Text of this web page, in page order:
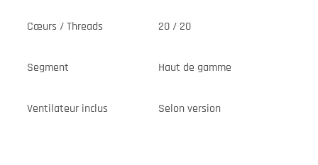
Cœurs / Threads 20 / 20
Segment Haut de gamme
Ventilateur inclus Selon version